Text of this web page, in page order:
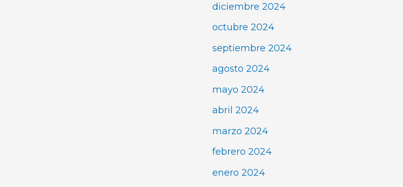
diciembre 2024
octubre 2024
septiembre 2024
agosto 2024
mayo 2024
abril 2024
marzo 2024
febrero 2024
enero 2024